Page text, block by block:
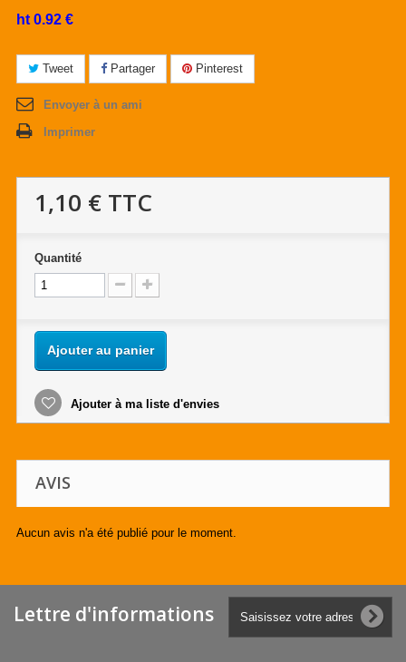
ht 0.92 €
Tweet Partager Pinterest
Envoyer à un ami
Imprimer
1,10 € TTC
Quantité
Ajouter au panier
Ajouter à ma liste d'envies
AVIS
Aucun avis n'a été publié pour le moment.
Lettre d'informations